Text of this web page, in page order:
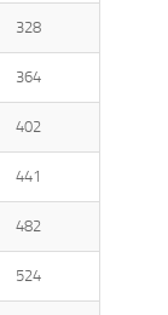
328
364
402
441
482
524